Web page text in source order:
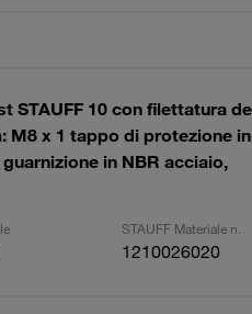
STAUFF 10 con filettatura
M8 x 1 tappo di protezione in
in NBR acciaio,
STAUFF Materiale n.
1210026020